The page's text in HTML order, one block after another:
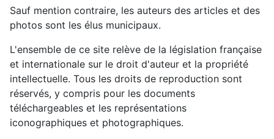
Sauf mention contraire, les auteurs des articles et des
photos sont les élus municipaux.
L'ensemble de ce site relève de la législation française
et internationale sur le droit d'auteur et la propriété
intellectuelle. Tous les droits de reproduction sont
réservés, y compris pour les documents
téléchargeables et les représentations
iconographiques et photographiques.